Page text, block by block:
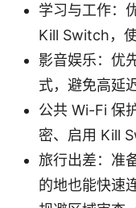
学习与工作：
Kill Switch，
影音娱乐：优
式，避免高延
公共 Wi-Fi 保
密、启用 Kill
旅行出差：准
的地也能快速